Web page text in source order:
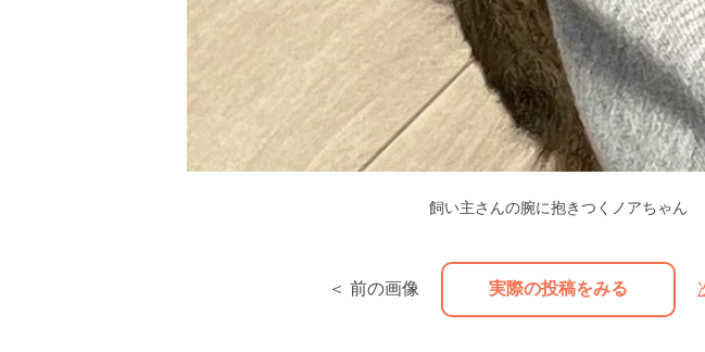
飼い主さんの腕に抱きつくノアちゃん
＜ 前の画像 実際の投稿をみる